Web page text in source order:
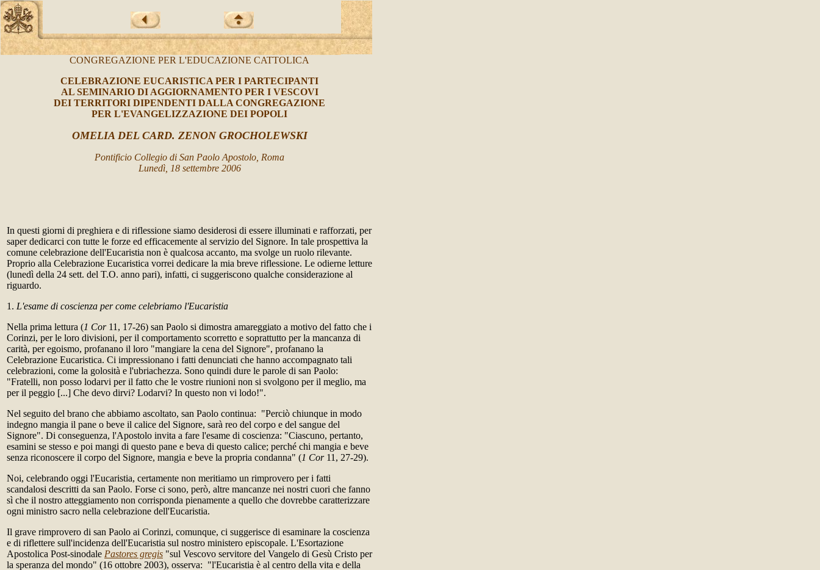
CONGREGAZIONE PER L'EDUCAZIONE CATTOLICA
CELEBRAZIONE EUCARISTICA PER I PARTECIPANTI
AL SEMINARIO DI AGGIORNAMENTO PER I VESCOVI
DEI TERRITORI DIPENDENTI DALLA CONGREGAZIONE
PER L'EVANGELIZZAZIONE DEI POPOLI
OMELIA DEL CARD. ZENON GROCHOLEWSKI
Pontificio Collegio di San Paolo Apostolo, Roma
Lunedì, 18 settembre 2006
In questi giorni di preghiera e di riflessione siamo desiderosi di essere illuminati e rafforzati, per
saper dedicarci con tutte le forze ed efficacemente al servizio del Signore. In tale prospettiva la
comune celebrazione dell'Eucaristia non è qualcosa accanto, ma svolge un ruolo rilevante.
Proprio alla Celebrazione Eucaristica vorrei dedicare la mia breve riflessione. Le odierne letture
(lunedì della 24 sett. del T.O. anno pari), infatti, ci suggeriscono qualche considerazione al
riguardo.
1. L'esame di coscienza per come celebriamo l'Eucaristia
Nella prima lettura (1 Cor 11, 17-26) san Paolo si dimostra amareggiato a motivo del fatto che i
Corinzi, per le loro divisioni, per il comportamento scorretto e soprattutto per la mancanza di
carità, per egoismo, profanano il loro "mangiare la cena del Signore", profanano la
Celebrazione Eucaristica. Ci impressionano i fatti denunciati che hanno accompagnato tali
celebrazioni, come la golosità e l'ubriachezza. Sono quindi dure le parole di san Paolo:
"Fratelli, non posso lodarvi per il fatto che le vostre riunioni non si svolgono per il meglio, ma
per il peggio [...] Che devo dirvi? Lodarvi? In questo non vi lodo!".
Nel seguito del brano che abbiamo ascoltato, san Paolo continua: "Perciò chiunque in modo
indegno mangia il pane o beve il calice del Signore, sarà reo del corpo e del sangue del
Signore". Di conseguenza, l'Apostolo invita a fare l'esame di coscienza: "Ciascuno, pertanto,
esamini se stesso e poi mangi di questo pane e beva di questo calice; perché chi mangia e beve
senza riconoscere il corpo del Signore, mangia e beve la propria condanna" (1 Cor 11, 27-29).
Noi, celebrando oggi l'Eucaristia, certamente non meritiamo un rimprovero per i fatti
scandalosi descritti da san Paolo. Forse ci sono, però, altre mancanze nei nostri cuori che fanno
sì che il nostro atteggiamento non corrisponda pienamente a quello che dovrebbe caratterizzare
ogni ministro sacro nella celebrazione dell'Eucaristia.
Il grave rimprovero di san Paolo ai Corinzi, comunque, ci suggerisce di esaminare la coscienza
e di riflettere sull'incidenza dell'Eucaristia sul nostro ministero episcopale. L'Esortazione
Apostolica Post-sinodale Pastores gregis "sul Vescovo servitore del Vangelo di Gesù Cristo per
la speranza del mondo" (16 ottobre 2003), osserva: "l'Eucaristia è al centro della vita e della